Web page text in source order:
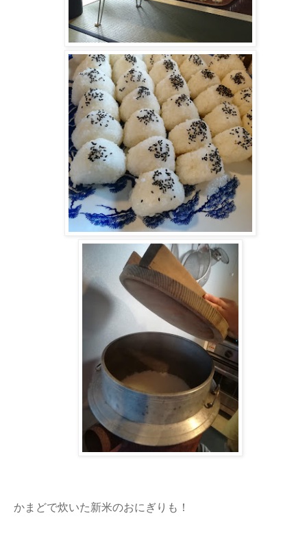
かまどで炊いた新米のおにぎりも！